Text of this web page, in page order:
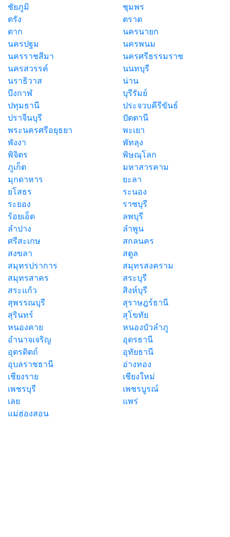
ชัยภูมิ
ชุมพร
ตรัง
ตราด
ตาก
นครนายก
นครปฐม
นครพนม
นครราชสีมา
นครศรีธรรมราช
นครสวรรค์
นนทบุรี
นราธิวาส
น่าน
บึงกาฬ
บุรีรัมย์
ปทุมธานี
ประจวบคีรีขันธ์
ปราจีนบุรี
ปัตตานี
พระนครศรีอยุธยา
พะเยา
พังงา
พัทลุง
พิจิตร
พิษณุโลก
ภูเก็ต
มหาสารคาม
มุกดาหาร
ยะลา
ยโสธร
ระนอง
ระยอง
ราชบุรี
ร้อยเอ็ด
ลพบุรี
ลำปาง
ลำพูน
ศรีสะเกษ
สกลนคร
สงขลา
สตูล
สมุทรปราการ
สมุทรสงคราม
สมุทรสาคร
สระบุรี
สระแก้ว
สิงห์บุรี
สุพรรณบุรี
สุราษฎร์ธานี
สุรินทร์
สุโขทัย
หนองคาย
หนองบัวลำภู
อำนาจเจริญ
อุดรธานี
อุตรดิตถ์
อุทัยธานี
อุบลราชธานี
อ่างทอง
เชียงราย
เชียงใหม่
เพชรบุรี
เพชรบูรณ์
เลย
แพร่
แม่ฮ่องสอน